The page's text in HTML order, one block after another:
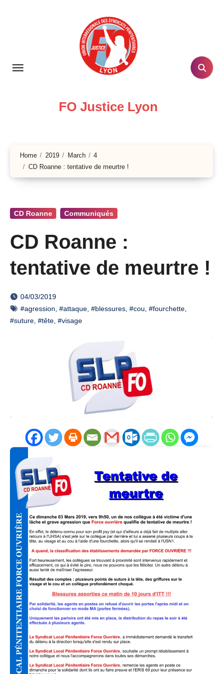
FO Justice Lyon
Home 2019 March
4
CD Roanne : tentative de meurtre !
CD Roanne Communiqués
CD Roanne :
tentative de meurtre !
04/03/2019
#agression #attaque #blessures #cou #fourchette
#suture #tête #visage